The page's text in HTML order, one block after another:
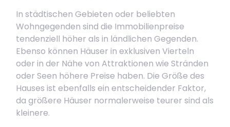
In städtischen Gebieten oder beliebten
Wohngegenden sind die Immobilienpreise
tendenziell höher als in ländlichen Gegenden.
Ebenso können Häuser in exklusiven Vierteln
oder in der Nähe von Attraktionen wie Stränden
oder Seen höhere Preise haben. Die Größe des
Hauses ist ebenfalls ein entscheidender Faktor,
da größere Häuser normalerweise teurer sind als
kleinere.